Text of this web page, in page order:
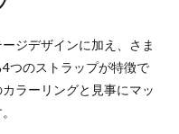
ジデザインに加え、さま
つのストラップが特徴で
ラーリングと見事にマッ